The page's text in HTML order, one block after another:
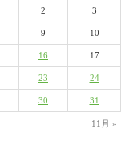
11月 »
2 3
9 10
16 17
23 24
30 31